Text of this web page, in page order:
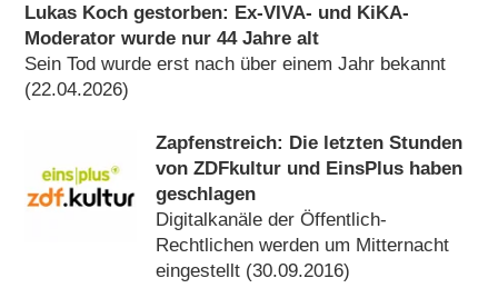
Lukas Koch gestorben: Ex-VIVA- und KiKA-
Moderator wurde nur 44 Jahre alt
Sein Tod wurde erst nach über einem Jahr bekannt
(22.04.2026)
Zapfenstreich: Die letzten Stunden
von ZDFkultur und EinsPlus haben
geschlagen
Digitalkanäle der Öffentlich-
Rechtlichen werden um Mitternacht
eingestellt (30.09.2016)